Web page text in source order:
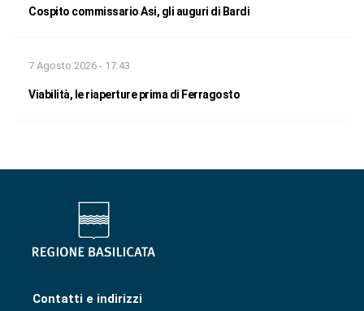
Cospito commissario Asi, gli auguri di Bardi
7 Agosto 2026 - 17:43
Viabilità, le riaperture prima di Ferragosto
Contatti e indirizzi